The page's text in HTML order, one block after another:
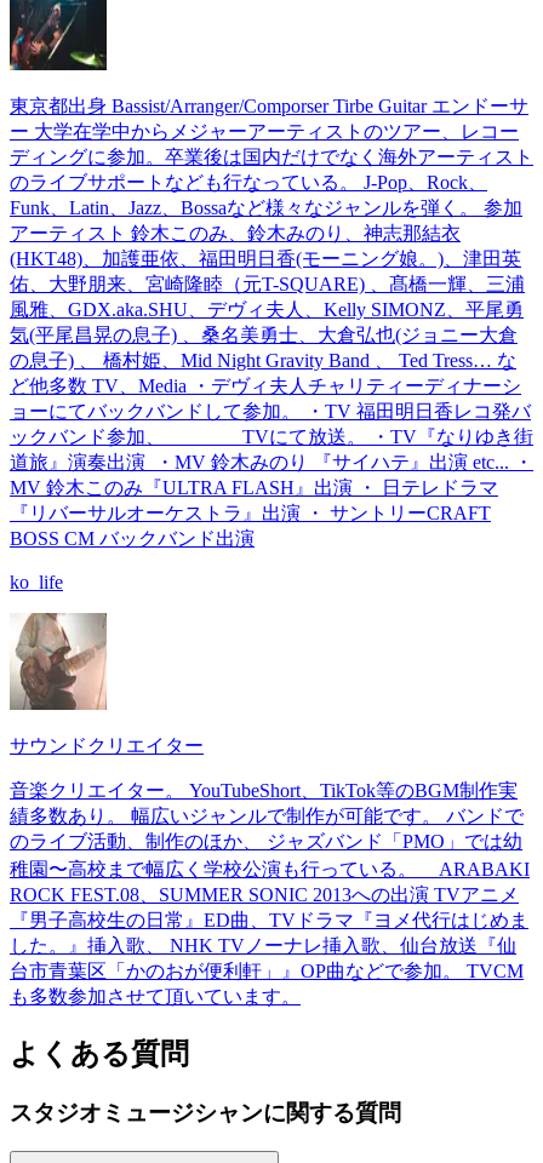
東京都出身 Bassist/Arranger/Comporser Tirbe Guitar エンドーサ
ー 大学在学中からメジャーアーティストのツアー、レコー
ディングに参加。卒業後は国内だけでなく海外アーティスト
のライブサポートなども行なっている。 J-Pop、Rock、
Funk、Latin、Jazz、Bossaなど様々なジャンルを弾く。 参加
アーティスト 鈴木このみ、鈴木みのり、神志那結衣
(HKT48)、加護亜依、福田明日香(モーニング娘。)、津田英
佑、大野朋来、宮崎隆睦（元T-SQUARE) 、髙橋一輝、三浦
風雅、GDX.aka.SHU、デヴィ夫人、Kelly SIMONZ、平尾勇
気(平尾昌晃の息子) 、桑名美勇士、大倉弘也(ジョニー大倉
の息子) 、 橋村姫、Mid Night Gravity Band 、 Ted Tress… な
ど他多数 TV、Media ・デヴィ夫人チャリティーディナーシ
ョーにてバックバンドして参加。 ・TV 福田明日香レコ発バ
ックバンド参加、 TVにて放送。 ・TV『なりゆき街
道旅』演奏出演 ・MV 鈴木みのり 『サイハテ』出演 etc... ・
MV 鈴木このみ『ULTRA FLASH』出演 ・ 日テレドラマ
『リバーサルオーケストラ』出演 ・ サントリーCRAFT
BOSS CM バックバンド出演
ko_life
サウンドクリエイター
音楽クリエイター。 YouTubeShort、TikTok等のBGM制作実
績多数あり。 幅広いジャンルで制作が可能です。 バンドで
のライブ活動、制作のほか、 ジャズバンド「PMO」では幼
稚園〜高校まで幅広く学校公演も行っている。 ARABAKI
ROCK FEST.08、SUMMER SONIC 2013への出演 TVアニメ
『男子高校生の日常』ED曲、TVドラマ『ヨメ代行はじめま
した。』挿入歌、 NHK TVノーナレ挿入歌、仙台放送『仙
台市青葉区「かのおが便利軒」』OP曲などで参加。 TVCM
も多数参加させて頂いています。
よくある質問
スタジオミュージシャンに関する質問